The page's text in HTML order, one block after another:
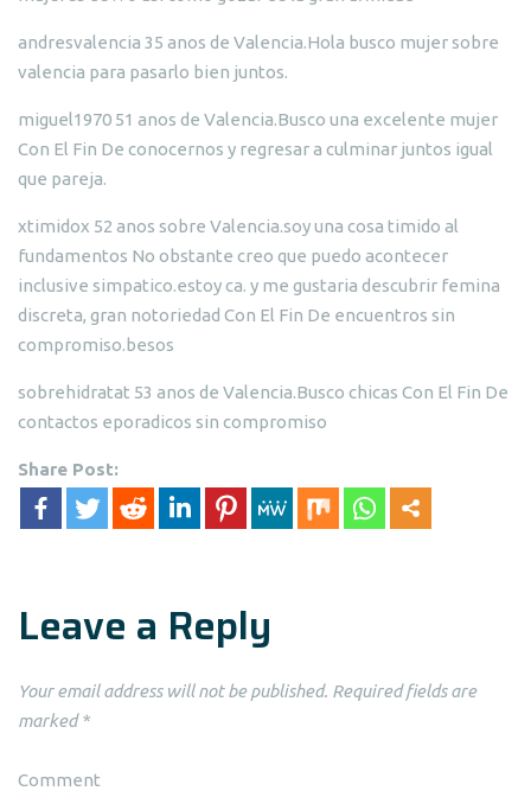
andresvalencia 35 anos de Valencia.Hola busco mujer sobre
valencia para pasarlo bien juntos.
miguel1970 51 anos de Valencia.Busco una excelente mujer
Con El Fin De conocernos y regresar a culminar juntos igual
que pareja.
xtimidox 52 anos sobre Valencia.soy una cosa timido al
fundamentos No obstante creo que puedo acontecer
inclusive simpatico.estoy ca. y me gustaria descubrir femina
discreta, gran notoriedad Con El Fin De encuentros sin
compromiso.besos
sobrehidratat 53 anos de Valencia.Busco chicas Con El Fin De
contactos eporadicos sin compromiso
Share Post:
Leave a Reply
Your email address will not be published. Required fields are
marked*
Comment